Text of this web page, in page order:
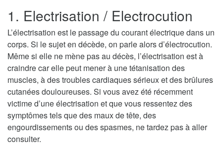
1. Electrisation / Electrocution
L’électrisation est le passage du courant électrique dans un
corps. Si le sujet en décède, on parle alors d’électrocution.
Même si elle ne mène pas au décès, l’électrisation est à
craindre car elle peut mener à une tétanisation des
muscles, à des troubles cardiaques sérieux et des brûlures
cutanées douloureuses. Si vous avez été récemment
victime d’une électrisation et que vous ressentez des
symptômes tels que des maux de tête, des
engourdissements ou des spasmes, ne tardez pas à aller
consulter.